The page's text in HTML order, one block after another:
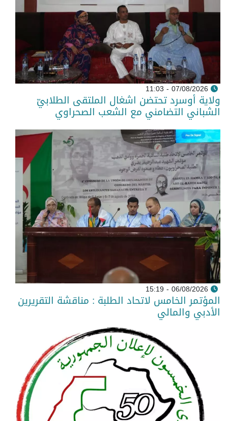
07/08/2026 - 11:03
ولاية أوسرد تحتضن اشغال الملتقى الطلابيّ
الشباني التضامني مع الشعب الصحراوي
06/08/2026 - 15:19
المؤتمر الخامس لاتحاد الطلبة : مناقشة التقريرين
الأدبي والمالي